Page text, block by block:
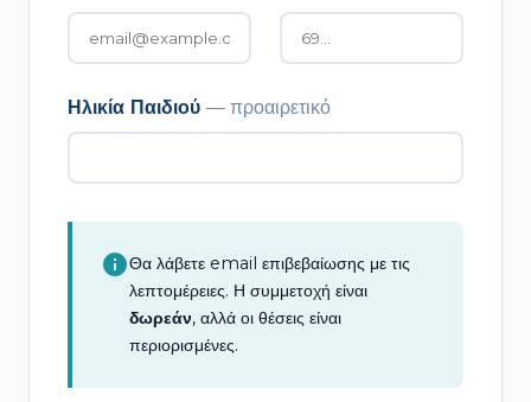
Ηλικία Παιδιού — προαιρετικό
infoΘα λάβετε email επιβεβαίωσης με τις
λεπτομέρειες. Η συμμετοχή είναι
δωρεάν, αλλά οι θέσεις είναι
περιορισμένες.